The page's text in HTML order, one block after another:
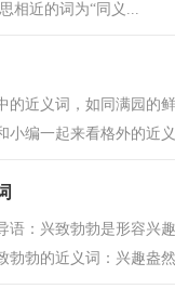
相近的词为“同义...
的近义词，如同满园的
小编一起来看格外的近
语：兴致勃勃是形容兴
勃勃的近义词：兴趣盎